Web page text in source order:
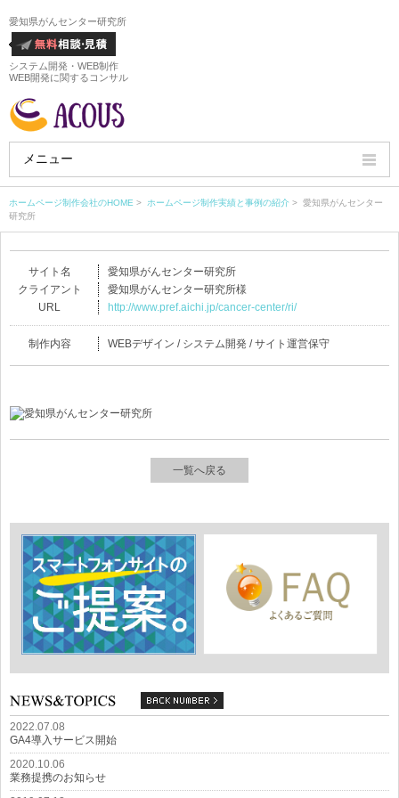
愛知県がんセンター研究所
システム開発・WEB制作
WEB開発に関するコンサル
メニュー
HOME
ホームページ制作実績
ホームページ制作会社のHOME > ホームページ制作実績と事例の紹介 > 愛知県がんセンター
研究所
サイト名
愛知県がんセンター研究所
クライアント
愛知県がんセンター研究所様
URL
http://www.pref.aichi.jp/cancer-center/ri/
制作内容 WEBデザイン / システム開発 / サイト運営保守
一覧へ戻る
2022.07.08
GA4導入サービス開始
2020.10.06
業務提携のお知らせ